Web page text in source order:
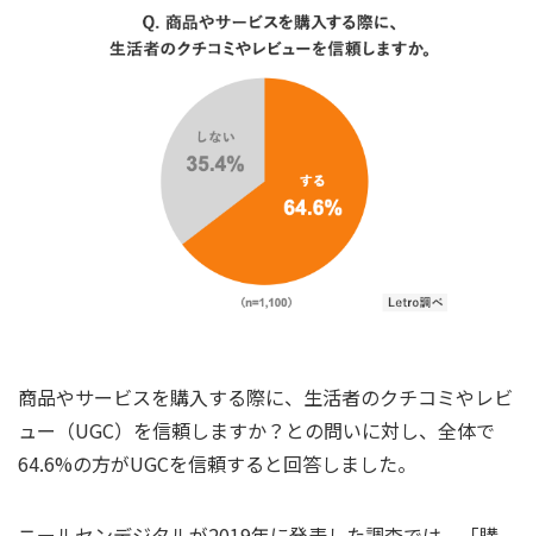
商品やサービスを購入する際に、生活者のクチコミやレビ
ュー（UGC）を信頼しますか？との問いに対し、全体で
64.6%の方がUGCを信頼すると回答しました。